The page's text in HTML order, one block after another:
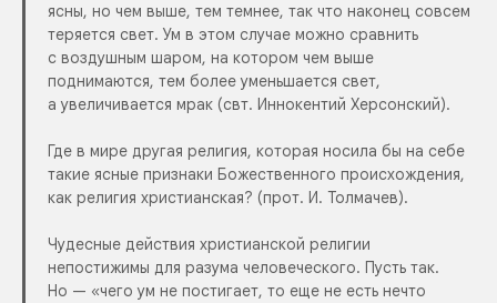
ясны, но чем выше, тем темнее, так что наконец совсем
теряется свет. Ум в этом случае можно сравнить
с воздушным шаром, на котором чем выше
поднимаются, тем более уменьшается свет,
а увеличивается мрак (свт. Иннокентий Херсонский).
Где в мире другая религия, которая носила бы на себе
такие ясные признаки Божественного происхождения,
как религия христианская? (прот. И. Толмачев).
Чудесные действия христианской религии
непостижимы для разума человеческого. Пусть так.
Но — «чего ум не постигает, то еще не есть нечто